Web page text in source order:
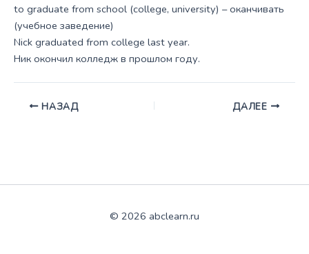
to graduate from school (college, university) – оканчивать
(учебное заведение)
Nick graduated from college last year.
Ник окончил колледж в прошлом году.
НАЗАД ДАЛЕЕ
© 2026 abclearn.ru